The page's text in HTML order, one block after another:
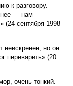
к разговору.
— нам
(24 сентября 1998
но он
переварить» (20
очень тонкий.